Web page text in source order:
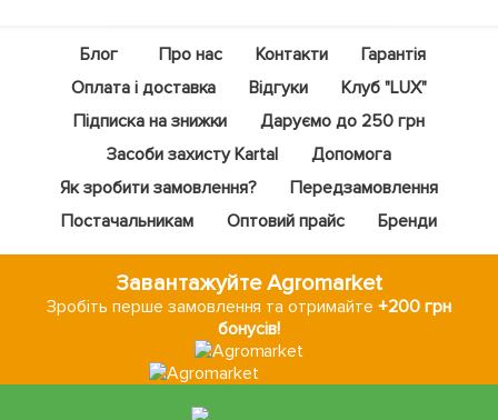
Блог Про нас Контакти
Гарантія
Оплата і доставка
Відгуки
Клуб "LUX"
Підписка на знижки
Даруємо до 250 грн
Засоби захисту Kartal
Допомога
Як зробити замовлення?
Передзамовлення
Постачальникам
Оптовий прайс Бренди
Завантажуйте Agromarket
Зробіть перше замовлення та отримайте+200 грн
бонусів!